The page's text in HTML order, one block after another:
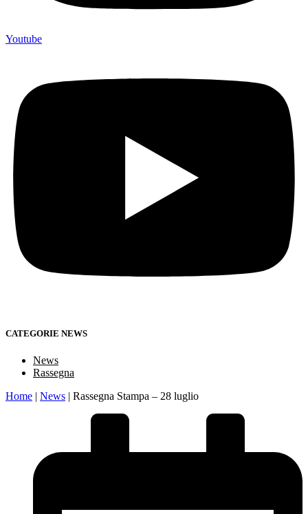
Youtube
CATEGORIE NEWS
News
Rassegna
Home | News | Rassegna Stampa – 28 luglio